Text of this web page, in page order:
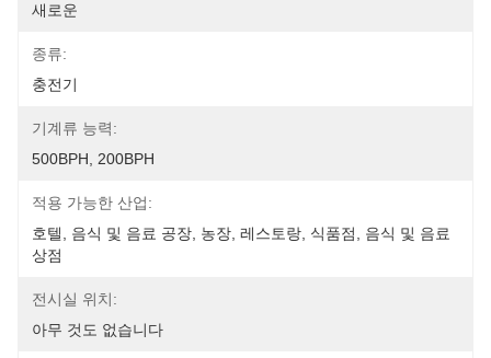
새로운
종류:
충전기
기계류 능력:
500BPH, 200BPH
적용 가능한 산업:
호텔, 음식 및 음료 공장, 농장, 레스토랑, 식품점, 음식 및 음료
상점
전시실 위치:
아무 것도 없습니다